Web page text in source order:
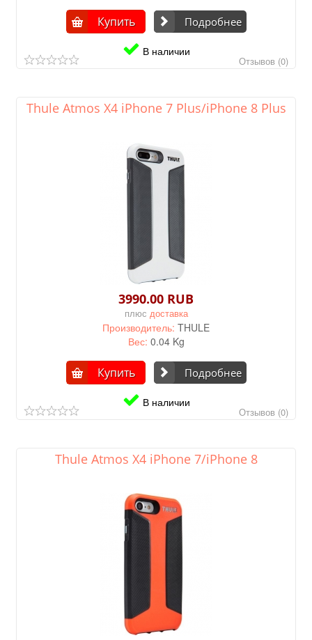
Купить Подробнее
В наличии
Отзывов (0)
Thule Atmos X4 iPhone 7 Plus/iPhone 8 Plus
3990.00 RUB
плюс доставка
Производитель: THULE
Вес: 0.04 Kg
Купить Подробнее
В наличии
Отзывов (0)
Thule Atmos X4 iPhone 7/iPhone 8